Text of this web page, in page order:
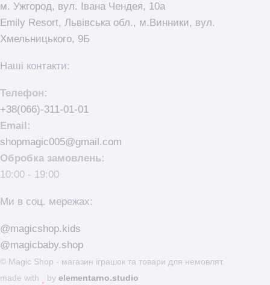
м. Ужгород, вул. Івана Чендея, 10а
Emily Resort, Львівська обл., м.Винники, вул.
Хмельницького, 9Б
Наші контакти:
Телефон:
+38(066)-311-01-01
Email:
shopmagic005@gmail.com
Обробка замовлень:
10:00 - 19:00
Ми в соц. мережах:
@magicshop.kids
@magicbaby.shop
© Magic Shop - магазин іграшок та товари для немовлят.
made with
by elementarno.studio